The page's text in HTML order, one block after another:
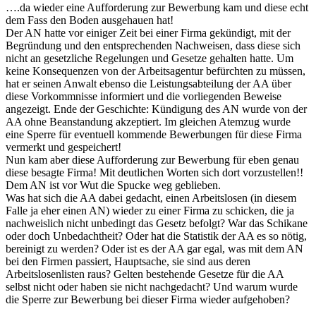
….da wieder eine Aufforderung zur Bewerbung kam und diese echt
dem Fass den Boden ausgehauen hat!
Der AN hatte vor einiger Zeit bei einer Firma gekündigt, mit der
Begründung und den entsprechenden Nachweisen, dass diese sich
nicht an gesetzliche Regelungen und Gesetze gehalten hatte. Um
keine Konsequenzen von der Arbeitsagentur befürchten zu müssen,
hat er seinen Anwalt ebenso die Leistungsabteilung der AA über
diese Vorkommnisse informiert und die vorliegenden Beweise
angezeigt. Ende der Geschichte: Kündigung des AN wurde von der
AA ohne Beanstandung akzeptiert. Im gleichen Atemzug wurde
eine Sperre für eventuell kommende Bewerbungen für diese Firma
vermerkt und gespeichert!
Nun kam aber diese Aufforderung zur Bewerbung für eben genau
diese besagte Firma! Mit deutlichen Worten sich dort vorzustellen!!
Dem AN ist vor Wut die Spucke weg geblieben.
Was hat sich die AA dabei gedacht, einen Arbeitslosen (in diesem
Falle ja eher einen AN) wieder zu einer Firma zu schicken, die ja
nachweislich nicht unbedingt das Gesetz befolgt? War das Schikane
oder doch Unbedachtheit? Oder hat die Statistik der AA es so nötig,
bereinigt zu werden? Oder ist es der AA gar egal, was mit dem AN
bei den Firmen passiert, Hauptsache, sie sind aus deren
Arbeitslosenlisten raus? Gelten bestehende Gesetze für die AA
selbst nicht oder haben sie nicht nachgedacht? Und warum wurde
die Sperre zur Bewerbung bei dieser Firma wieder aufgehoben?